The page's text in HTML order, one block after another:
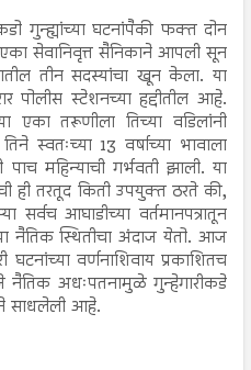
गुन्ह्यांच्या घटनांपैकी फक्त दोन
सेवानिवृत्त सैनिकाने आपली सून
तीन सदस्यांचा खून केला. या
पोलीस स्टेशनच्या हद्दीतील आहे.
एका तरूणीला तिच्या वडिलांनी
स्वतःच्या 13 वर्षाच्या भावाला
महिन्याची गर्भवती झाली. या
ही तरतूद किती उपयुक्त ठरते की,
सर्वच आघाडीच्या वर्तमानपत्रातून
नैतिक स्थितीचा अंदाज येतो. आज
वर्णनाशिवाय प्रकाशितच
अधःपतनामुळे गुन्हेगारीकडे
साधलेली आहे.